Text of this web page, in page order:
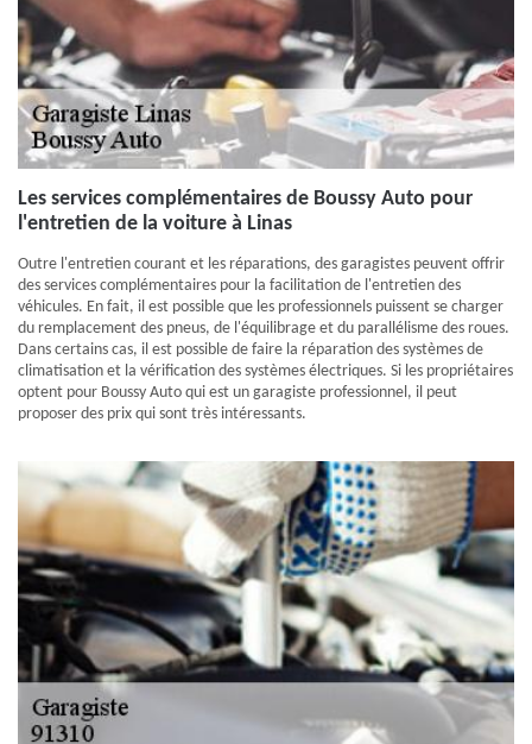
Les services complémentaires de Boussy Auto pour
l'entretien de la voiture à Linas
Outre l'entretien courant et les réparations, des garagistes peuvent offrir
des services complémentaires pour la facilitation de l'entretien des
véhicules. En fait, il est possible que les professionnels puissent se charger
du remplacement des pneus, de l'équilibrage et du parallélisme des roues.
Dans certains cas, il est possible de faire la réparation des systèmes de
climatisation et la vérification des systèmes électriques. Si les propriétaires
optent pour Boussy Auto qui est un garagiste professionnel, il peut
proposer des prix qui sont très intéressants.